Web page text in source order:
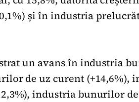
și în industria
un avans în industria
de uz curent (+14,6%),
industria bunurilor